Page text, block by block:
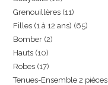
Grenouillères 11
Filles (1 à 12 ans) 65
Bomber 2
Hauts 10
Robes 17
Tenues-Ensemble 2 pièces